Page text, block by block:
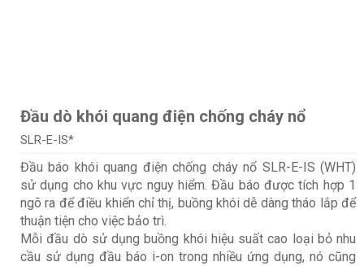
Đầu dò khói quang điện chống cháy nổ
SLR-E-IS*
Đầu báo khói quang điện chống cháy nổ SLR-E-IS (WHT)
sử dụng cho khu vực nguy hiểm. Đầu báo được tích hợp 1
ngõ ra để điều khiển chỉ thị, buồng khói dễ dàng tháo lắp để
thuận tiện cho việc bảo trì.
Mỗi đầu dò sử dụng buồng khói hiệu suất cao loại bỏ nhu
cầu sử dụng đầu báo i-on trong nhiều ứng dụng, nó cũng